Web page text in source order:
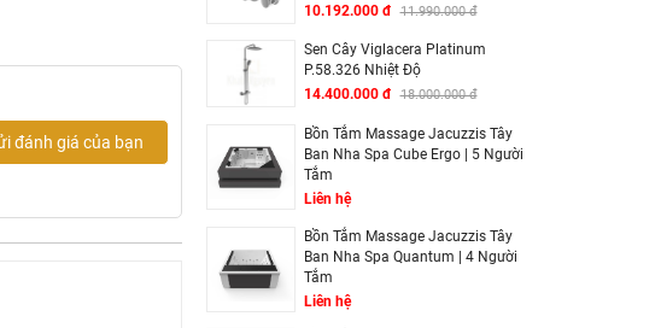
đánh giá của bạn
10.192.000 đ 11.990.000 đ
Sen Cây Viglacera Platinum
P.58.326 Nhiệt Độ
14.400.000 đ 18.000.000 đ
Bồn Tắm Massage Jacuzzis Tây
Ban Nha Spa Cube Ergo | 5 Người
Tắm
Liên hệ
Bồn Tắm Massage Jacuzzis Tây
Ban Nha Spa Quantum | 4 Người
Tắm
Liên hệ